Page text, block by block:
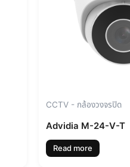
CCTV - กล้องวงจรปิด
Advidia M-24-V-T
Read more